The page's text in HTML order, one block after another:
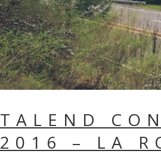
TALEND
2016 – LA